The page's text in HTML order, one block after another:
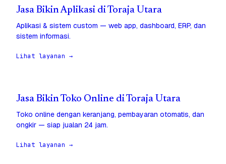
Jasa Bikin Aplikasi di Toraja Utara
Aplikasi & sistem custom — web app, dashboard, ERP, dan
sistem informasi.
Lihat layanan →
Jasa Bikin Toko Online di Toraja Utara
Toko online dengan keranjang, pembayaran otomatis, dan
ongkir — siap jualan 24 jam.
Lihat layanan →